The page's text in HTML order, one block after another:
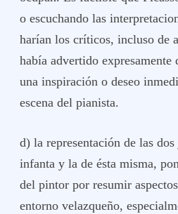
o escuchando las
harían los críticos, incluso de
había advertido expresamente
una inspiración o deseo
escena del pianista.
d) la representación de las
infanta y la de ésta misma,
del pintor por resumir
entorno velazqueño,